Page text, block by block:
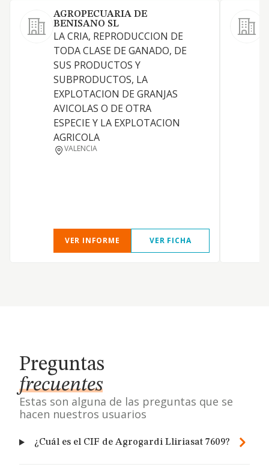
AGROPECUARIA DE
BENISANO SL
LA CRIA, REPRODUCCION DE
TODA CLASE DE GANADO, DE
SUS PRODUCTOS Y
SUBPRODUCTOS, LA
EXPLOTACION DE GRANJAS
AVICOLAS O DE OTRA
ESPECIE Y LA EXPLOTACION
AGRICOLA
VALENCIA
VER INFORME VER FICHA
Preguntas
frecuentes
Estas son alguna de las preguntas que se
hacen nuestros usuarios
¿Cuál es el CIF de Agrogardi Lliriasat 7609?